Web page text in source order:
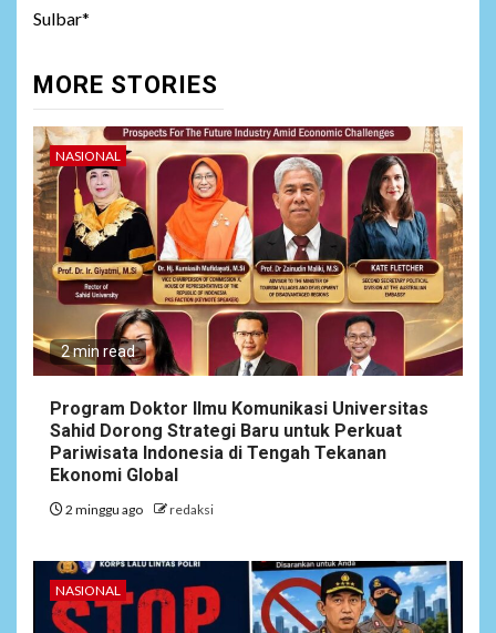
Sulbar*
MORE STORIES
NASIONAL
2 min read
Program Doktor Ilmu Komunikasi Universitas
Sahid Dorong Strategi Baru untuk Perkuat
Pariwisata Indonesia di Tengah Tekanan
Ekonomi Global
2 minggu ago redaksi
NASIONAL